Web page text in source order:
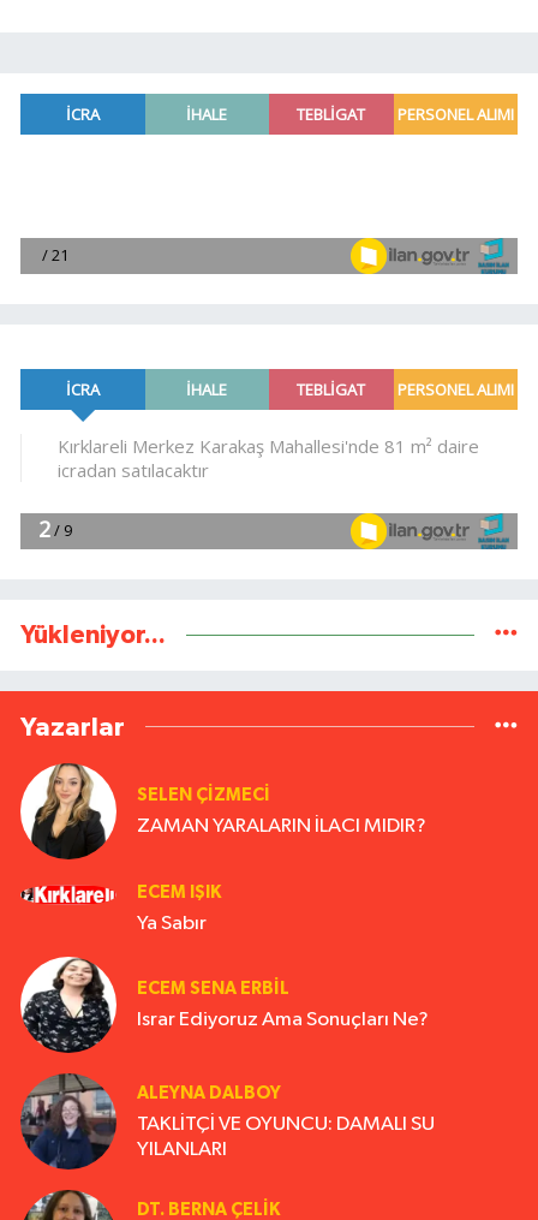
Yükleniyor...
Yazarlar
SELEN ÇİZMECİ
ZAMAN YARALARIN İLACI MIDIR?
ECEM IŞIK
Ya Sabır
ECEM SENA ERBIL
Israr Ediyoruz Ama Sonuçları Ne?
ALEYNA DALBOY
TAKLİTÇİ VE OYUNCU: DAMALI SU
YILANLARI
DT. BERNA ÇELIK